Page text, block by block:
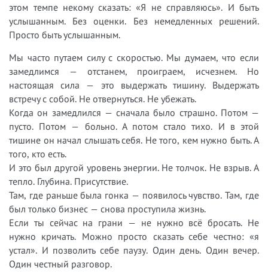
этом темпе некому сказать: «Я не справляюсь». И быть
услышанным. Без оценки. Без немедленных решений.
Просто быть услышанным.
Мы часто путаем силу с скоростью. Мы думаем, что если
замедлимся — отстанем, проиграем, исчезнем. Но
настоящая сила — это выдержать тишину. Выдержать
встречу с собой. Не отвернуться. Не убежать.
Когда он замедлился — сначала было страшно. Потом —
пусто. Потом — больно. А потом стало тихо. И в этой
тишине он начал слышать себя. Не того, кем нужно быть. А
того, кто есть.
И это был другой уровень энергии. Не толчок. Не взрыв. А
тепло. Глубина. Присутствие.
Там, где раньше была гонка — появилось чувство. Там, где
был только бизнес — снова проступила жизнь.
Если ты сейчас на грани — не нужно всё бросать. Не
нужно кричать. Можно просто сказать себе честно: «я
устал». И позволить себе паузу. Один день. Один вечер.
Один честный разговор.